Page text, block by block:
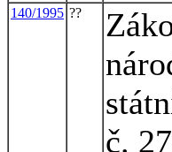
140/1995 ??
č.